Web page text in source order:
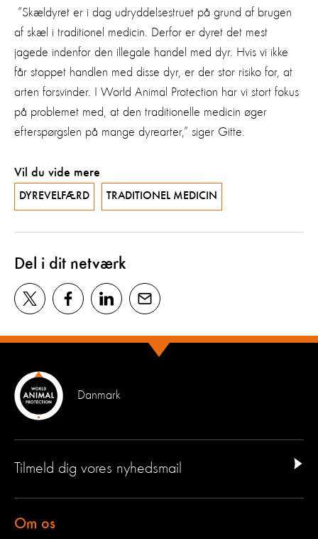
”Skældyret er i dag udryddelsestruet på grund af brugen
af skæl i traditionel medicin. Derfor er dyret det mest
jagede indenfor den illegale handel med dyr. Hvis vi ikke
får stoppet handlen med disse dyr, er der stor risiko for, at
arten forsvinder. I World Animal Protection har vi stort fokus
på problemet med, at den traditionelle medicin øger
efterspørgslen på mange dyrearter,” siger Gitte.
Vil du vide mere
DYREVELFÆRD TRADITIONEL MEDICIN
Del i dit netværk
Danmark
Tilmeld dig vores nyhedsmail
Om os